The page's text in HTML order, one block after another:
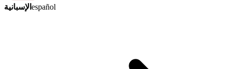
الإسبانية español